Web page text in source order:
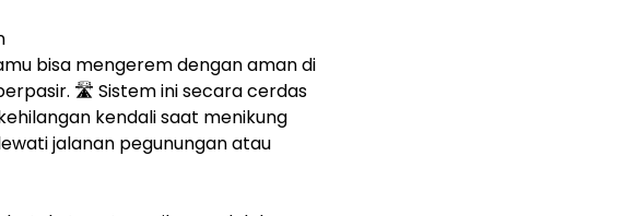
bisa mengerem dengan aman di
🛣️ Sistem ini secara cerdas
kendali saat menikung
jalanan pegunungan atau